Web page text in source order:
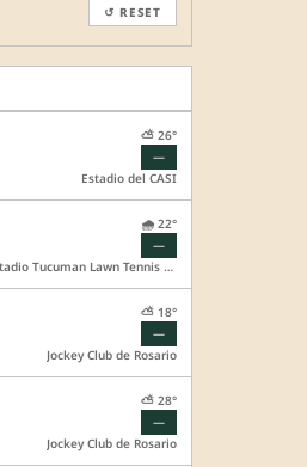
↺ RESET
⛅ 26°
—
Estadio del CASI
🌧️ 22°
—
Estadio Tucuman Lawn Tennis Club
⛅ 18°
—
Jockey Club de Rosario
⛅ 28°
—
Jockey Club de Rosario